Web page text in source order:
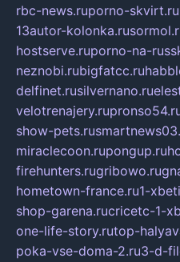
rbc-news.ruporno-skvirt.ru
13autor-kolonka.ru
hostserve.ruporno-na-
neznobi.rubigfatcc.ru
delfinet.rusilvernano.ru
velotrenajery.ru
show-pets.ru
miraclecoon.rupongup.ru
firehunters.rugribowo.ru
hometown-france.ru1-
shop-garena.rucricetc-1-
one-life-story.rutop-
poka-vse-doma-2.ru3-d-